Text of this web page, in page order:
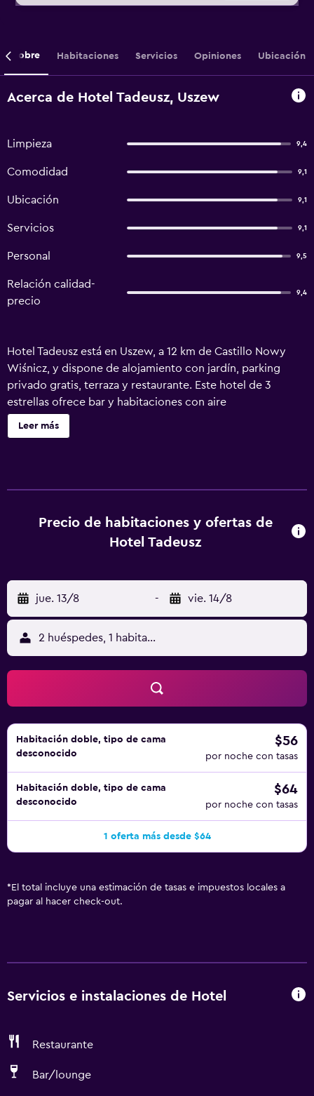
Sobre Habitaciones Servicios Opiniones Ubicación
Acerca de Hotel Tadeusz, Uszew
Limpieza 9,4
Comodidad 9,1
Ubicación 9,1
Servicios 9,1
Personal 9,5
Relación calidad-
precio
9,4
Hotel Tadeusz está en Uszew, a 12 km de Castillo Nowy
Wiśnicz, y dispone de alojamiento con jardín, parking
privado gratis, terraza y restaurante. Este hotel de 3
estrellas ofrece bar y habitaciones con aire
acondicionado, wifi gratis y baño privado. El alojamiento
ofrece servicio de habitaciones, mostrador de
incluye opciones buffet, continentales o
inglesas/irlandesas. El alojamiento ofrece zona de juegos
está a 21 km del alojamiento. El aeropuerto (Aeropuerto
Internacional Juan Pablo II de Cracovia-Balice) está a 78
km.
Leer más
Precio de habitaciones y ofertas de
Hotel Tadeusz
jue. 13/8 - vie. 14/8
2 huéspedes, 1 habitación
Habitación doble, tipo de cama
desconocido
$56
por noche con tasas
Habitación doble, tipo de cama
desconocido
$64
por noche con tasas
1 oferta más desde $64
* El total incluye una estimación de tasas e impuestos locales a
pagar al hacer check-out.
Servicios e instalaciones de Hotel
Restaurante
Bar/lounge